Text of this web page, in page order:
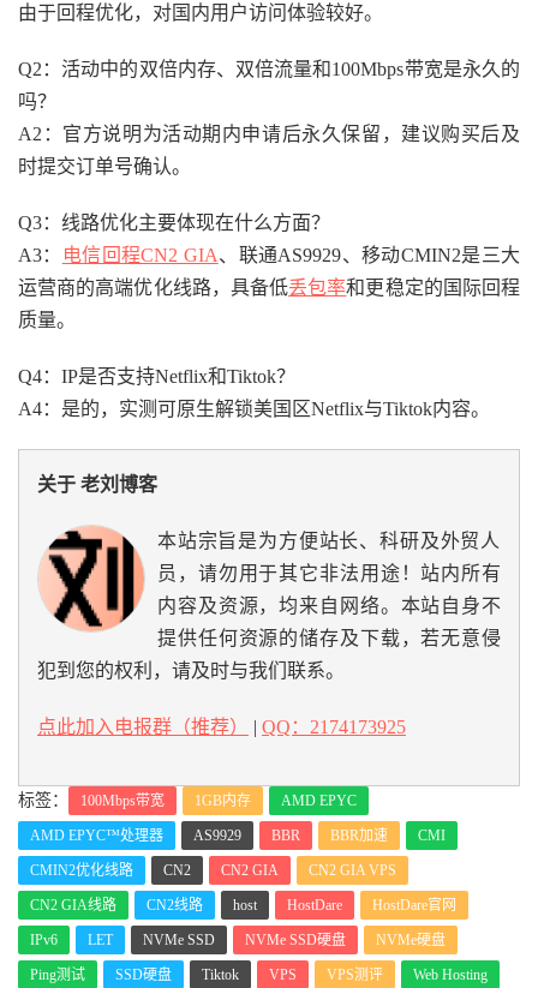
由于回程优化，对国内用户访问体验较好。
Q2：活动中的双倍内存、双倍流量和100Mbps带宽是永久的
吗？
A2：官方说明为活动期内申请后永久保留，建议购买后及
时提交订单号确认。
Q3：线路优化主要体现在什么方面？
A3：
电信回程CN2 GIA、联通AS9929、移动CMIN2是三大
运营商的高端优化线路，具备低丢包率和更稳定的国际回程
质量。
Q4：IP是否支持Netflix和Tiktok？
A4：是的，实测可原生解锁美国区Netflix与Tiktok内容。
关于 老刘博客
本站宗旨是为方便站长、科研及外贸人
员，请勿用于其它非法用途！站内所有
内容及资源，均来自网络。本站自身不
提供任何资源的储存及下载，若无意侵
犯到您的权利，请及时与我们联系。
点此加入电报群（推荐） | QQ：2174173925
标签： 100Mbps带宽 1GB内存 AMD EPYC
AMD EPYC™处理器 AS9929 BBR BBR加速 CMI
CMIN2优化线路 CN2 CN2 GIA CN2 GIA VPS
CN2 GIA线路 CN2线路 host HostDare HostDare官网
IPv6 LET NVMe SSD NVMe SSD硬盘 NVMe硬盘
Ping测试 SSD硬盘 Tiktok VPS VPS测评 Web Hosting